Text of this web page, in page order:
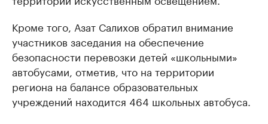
Кроме того, Азат Салихов обратил внимание
участников заседания на обеспечение
безопасности перевозки детей «школьными»
автобусами, отметив, что на территории
региона на балансе образовательных
учреждений находится 464 школьных автобуса.